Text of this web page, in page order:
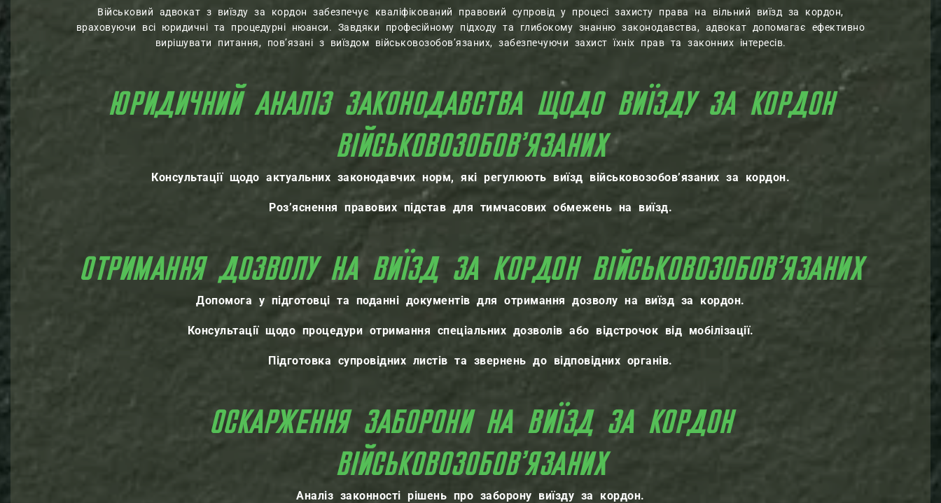
Військовий адвокат з виїзду за кордон забезпечує кваліфікований правовий супровід у процесі захисту права на вільний виїзд за кордон,
враховуючи всі юридичні та процедурні нюанси. Завдяки професійному підходу та глибокому знанню законодавства, адвокат допомагає ефективно
вирішувати питання, пов’язані з виїздом військовозобов’язаних, забезпечуючи захист їхніх прав та законних інтересів.
ЮРИДИЧНИЙ АНАЛІЗ ЗАКОНОДАВСТВА ЩОДО ВИЇЗДУ ЗА КОРДОН
ВІЙСЬКОВОЗОБОВ’ЯЗАНИХ
Консультації щодо актуальних законодавчих норм, які регулюють виїзд військовозобов’язаних за кордон.
Роз’яснення правових підстав для тимчасових обмежень на виїзд.
ОТРИМАННЯ ДОЗВОЛУ НА ВИЇЗД ЗА КОРДОН ВІЙСЬКОВОЗОБОВ’ЯЗАНИХ
Допомога у підготовці та поданні документів для отримання дозволу на виїзд за кордон.
Консультації щодо процедури отримання спеціальних дозволів або відстрочок від мобілізації.
Підготовка супровідних листів та звернень до відповідних органів.
ОСКАРЖЕННЯ ЗАБОРОНИ НА ВИЇЗД ЗА КОРДОН
ВІЙСЬКОВОЗОБОВ’ЯЗАНИХ
Аналіз законності рішень про заборону виїзду за кордон.